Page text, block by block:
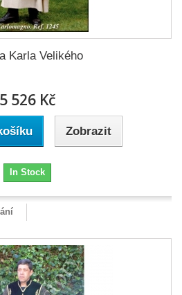
Karla Velikého
5 526 Kč
Zobrazit
In Stock